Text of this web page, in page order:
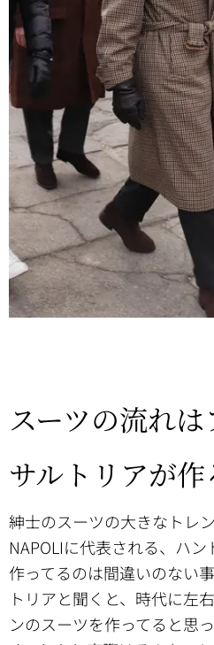
スーツの流れ
サルトリアが作
紳士のスーツの大きなトレ
NAPOLIに代表される、ハ
作ってるのは間違いのない
トリアと聞くと、時代に左
ンのスーツを作ってると思